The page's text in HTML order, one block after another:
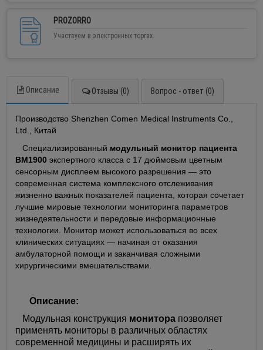
PROZORRO
Участвуем в электронных торгах.
Описание Отзывы (0) Вопрос - ответ (0)
Производство Shenzhen Comen Medical Instruments Co.,
Ltd., Китай
Специализированный модульный монитор пациента
BM1900 экспертного класса с 17 дюймовым цветным
сенсорным дисплеем высокого разрешения — это
современная система комплексного отслеживания
жизненно важных показателей пациента, которая сочетает
лучшие мировые технологии мониторинга параметров
жизнедеятельности и передовые информационные
технологии. Монитор может использоваться во всех
клинических ситуациях — начиная от оказания
амбулаторной помощи и заканчивая сложными
хирургическими вмешательствами.
Описание:
Модульная конструкция монитора позволяет
применять мониторы в различных областях
современной медицины и расширять их